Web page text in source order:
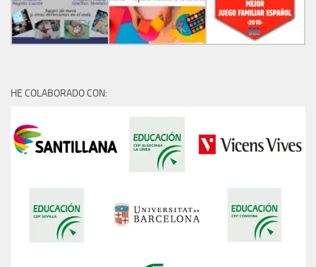
HE COLABORADO CON: